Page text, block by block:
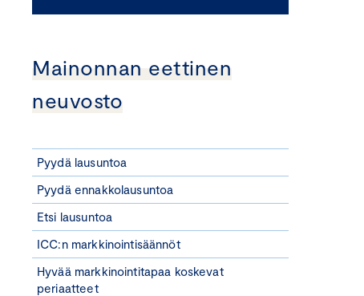
Mainonnan eettinen
neuvosto
Pyydä lausuntoa
Pyydä ennakkolausuntoa
Etsi lausuntoa
ICC:n markkinointisäännöt
Hyvää markkinointitapaa koskevat
periaatteet